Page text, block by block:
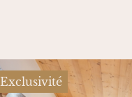
Exclusivité